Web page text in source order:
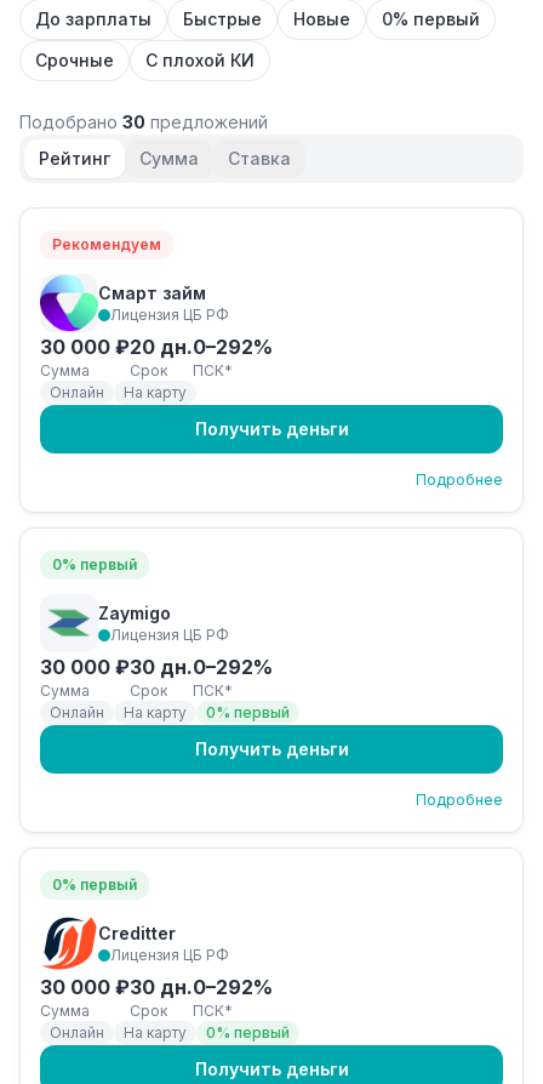
До зарплаты
Быстрые Новые
0% первый
Срочные
С плохой КИ
Подобрано 30 предложений
Рейтинг
Сумма Ставка
Рекомендуем
Смарт займ
Лицензия ЦБ РФ
30 000 ₽
Сумма
20 дн.
Срок
0–292%
ПСК*
Онлайн
На карту
Получить деньги
Подробнее
0% первый
Zaymigo
Лицензия ЦБ РФ
30 000 ₽
Сумма
30 дн.
Срок
0–292%
ПСК*
Онлайн
На карту 0% первый
Получить деньги
Подробнее
0% первый
Creditter
Лицензия ЦБ РФ
30 000 ₽
Сумма
30 дн.
Срок
0–292%
ПСК*
Онлайн
На карту 0% первый
Получить деньги